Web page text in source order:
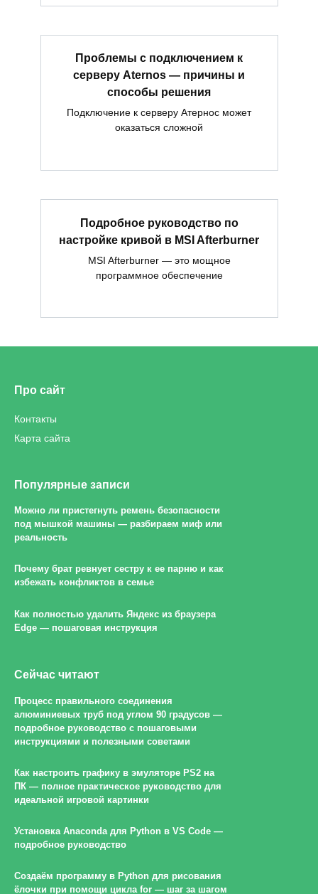
Проблемы с подключением к
серверу Aternos — причины и
способы решения
Подключение к серверу Атернос может
оказаться сложной
Подробное руководство по
настройке кривой в MSI Afterburner
MSI Afterburner — это мощное
программное обеспечение
Про сайт
Контакты
Карта сайта
Популярные записи
Можно ли пристегнуть ремень безопасности
под мышкой машины — разбираем миф или
реальность
Почему брат ревнует сестру к ее парню и как
избежать конфликтов в семье
Как полностью удалить Яндекс из браузера
Edge — пошаговая инструкция
Сейчас читают
Процесс правильного соединения
алюминиевых труб под углом 90 градусов —
подробное руководство с пошаговыми
инструкциями и полезными советами
Как настроить графику в эмуляторе PS2 на
ПК — полное практическое руководство для
идеальной игровой картинки
Установка Anaconda для Python в VS Code —
подробное руководство
Создаём программу в Python для рисования
ёлочки при помощи цикла for — шаг за шагом